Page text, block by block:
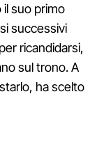
suo primo
successivi
ricandidarsi,
sul trono. A
ha scelto